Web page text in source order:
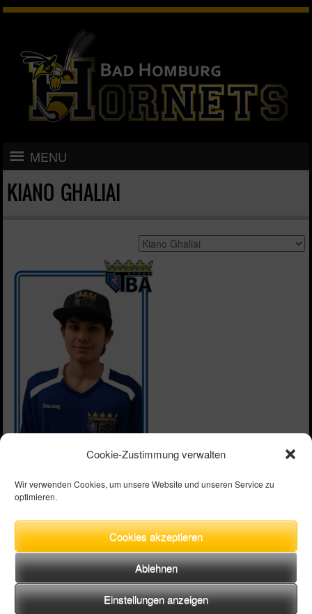
Cookie-Zustimmung verwalten
Wir verwenden Cookies, um unsere Website und unseren Service zu
optimieren.
Cookies akzeptieren
Ablehnen
Einstellungen anzeigen
Skip to content
MENU
KIANO GHALIAI
Aktuelle Mannschaft
UNSERE PARTNER